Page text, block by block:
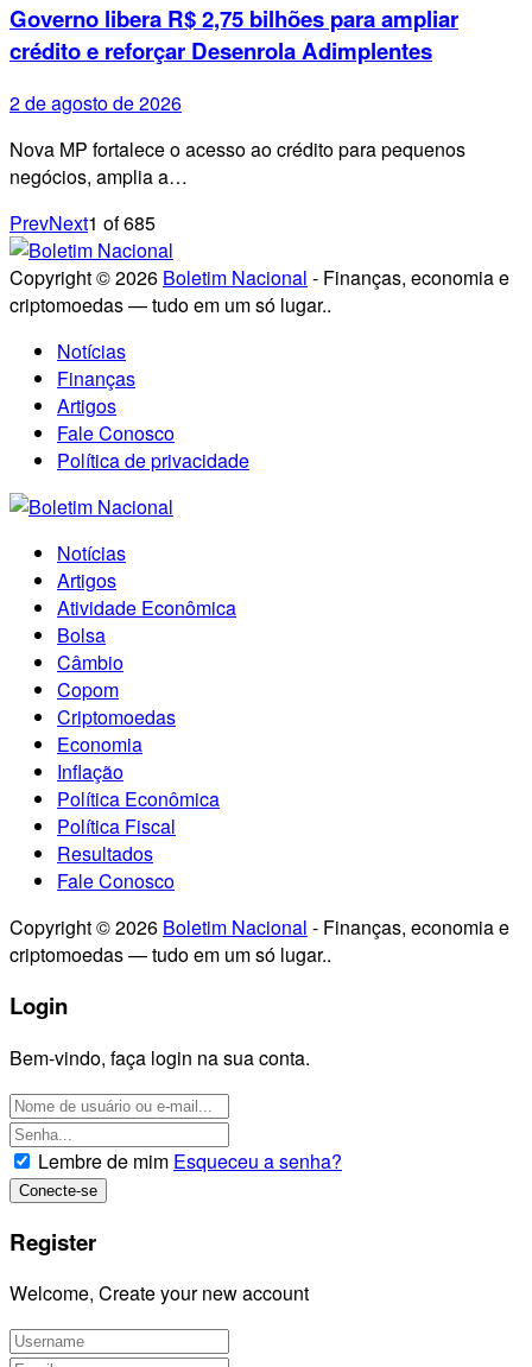
Governo libera R$ 2,75 bilhões para ampliar
crédito e reforçar Desenrola Adimplentes
2 de agosto de 2026
Nova MP fortalece o acesso ao crédito para pequenos
negócios, amplia a…
PrevNext1 of685
Copyright © 2026 Boletim Nacional - Finanças, economia e
criptomoedas — tudo em um só lugar..
Notícias
Finanças
Artigos
Fale Conosco
Política de privacidade
Notícias
Artigos
Atividade Econômica
Bolsa
Câmbio
Copom
Criptomoedas
Economia
Inflação
Política Econômica
Política Fiscal
Resultados
Fale Conosco
Copyright © 2026 Boletim Nacional - Finanças, economia e
criptomoedas — tudo em um só lugar..
Login
Bem-vindo, faça login na sua conta.
Lembre de mim Esqueceu a senha?
Register
Welcome, Create your new account